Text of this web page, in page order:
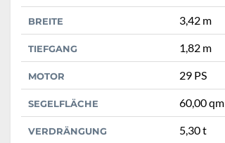
BREITE 3,42 m
TIEFGANG 1,82 m
MOTOR 29 PS
SEGELFLÄCHE 60,00 qm
VERDRÄNGUNG 5,30 t